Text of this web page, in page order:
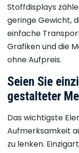
Stoffdisplays
geringe Gewicht,
einfache
Grafiken und die
ohne Aufpreis.
Seien Sie
gestalteter
Das wichtigste
Aufmerksamkeit
zu lenken.